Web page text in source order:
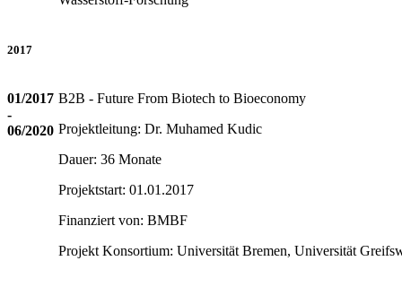
2017
01/2017
-
06/2020
B2B - Future From Biotech to Bioeconomy
Projektleitung: Dr. Muhamed Kudic
Dauer: 36 Monate
Projektstart: 01.01.2017
Finanziert von: BMBF
Projekt Konsortium: Universität Bremen, Universität